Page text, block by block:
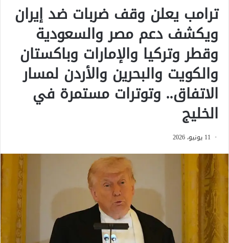
ترامب يعلن وقف ضربات ضد إيران
ويكشف دعم مصر والسعودية
وقطر وتركيا والإمارات وباكستان
والكويت والبحرين والأردن لمسار
الاتفاق.. وتوترات مستمرة في
الخليج
11 يونيو، 2026